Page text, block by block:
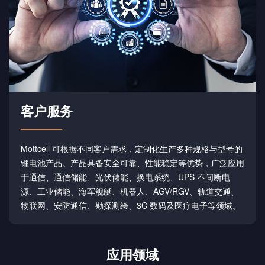
客户服务
Mottcell 可根据不同客户需求，定制化生产多种规格与型号的
锂电池产品。产品具备安全可靠、性能稳定等优势，广泛应用
于通信、通信储能、光伏储能、换电系统、UPS 不间断电
源、工业储能、海军舰艇、机器人、AGV/RGV、轨道交通、
物联网、安防通信、勘探测绘、3C 数码及医疗电子等领域。
应用领域